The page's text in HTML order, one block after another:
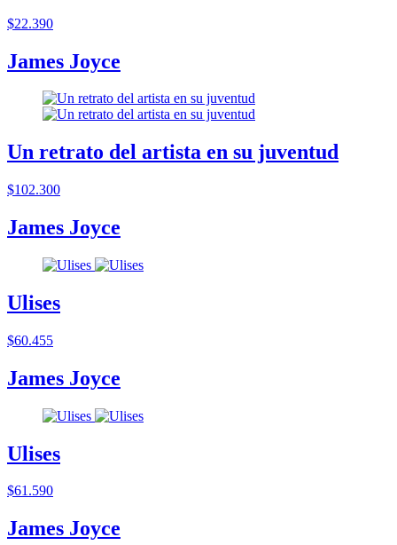
$22.390
James Joyce
Un retrato del artista en su juventud
$102.300
James Joyce
Ulises
$60.455
James Joyce
Ulises
$61.590
James Joyce